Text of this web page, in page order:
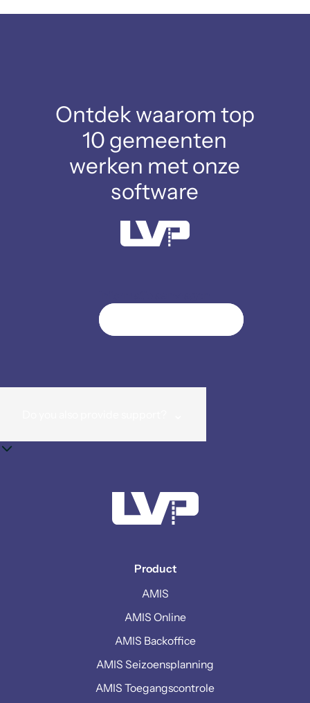
Ontdek waarom top
10 gemeenten
werken met onze
software
Product
AMIS
AMIS Online
AMIS Backoffice
AMIS Seizoensplanning
AMIS Toegangscontrole